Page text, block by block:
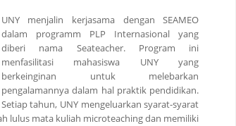
UNY menjalin kerjasama dengan SEAMEO
dalam programm PLP Internasional yang
diberi nama Seateacher. Program ini
menfasilitasi mahasiswa UNY yang
berkeinginan untuk melebarkan
pengalamannya dalam hal praktik pendidikan.
Setiap tahun, UNY mengeluarkan syarat-syarat
lulus mata kuliah microteaching dan memiliki